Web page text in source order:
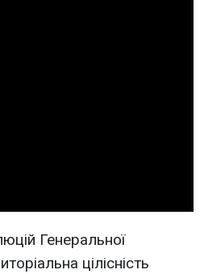
Генеральної
цілісність